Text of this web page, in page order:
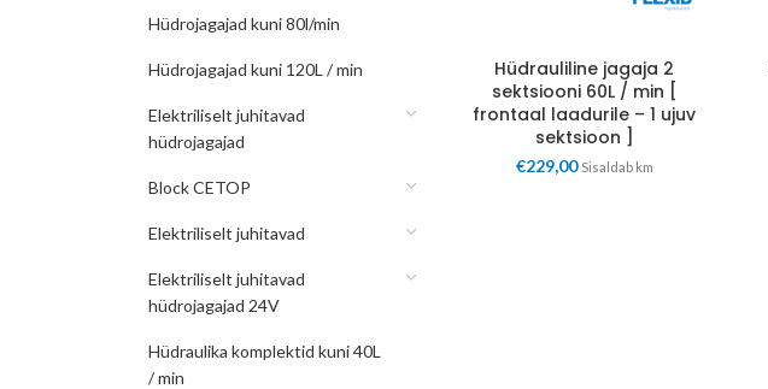
Hüdrojagajad kuni 80l/min
Hüdrojagajad kuni 120L / min
Elektriliselt juhitavad
hüdrojagajad
Block CETOP
Elektriliselt juhitavad
Elektriliselt juhitavad
hüdrojagajad 24V
Hüdraulika komplektid kuni 40L
/ min
Hüdrauliline jagaja 2
sektsiooni 60L / min [
frontaal laadurile – 1 ujuv
sektsioon ]
€229,00 Sisaldab km